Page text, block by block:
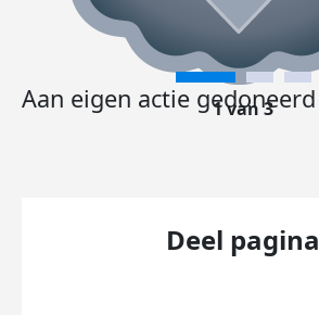
Aan eigen actie gedoneerd
1 van 3
Deel pagina